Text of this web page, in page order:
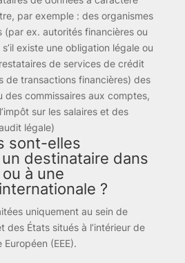
par exemple : des organismes
ex. autorités financières ou
existe une obligation légale ou
de services de crédit
de transactions financières) des
des commissaires aux comptes,
sur les salaires et des
légale)
sont-elles
destinataire dans
à une
?
uniquement au sein de
des États situés à l’intérieur de
Européen (EEE).